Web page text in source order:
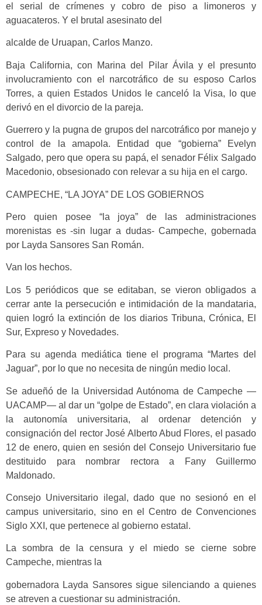
el serial de crímenes y cobro de piso a limoneros y
aguacateros. Y el brutal asesinato del
alcalde de Uruapan, Carlos Manzo.
Baja California, con Marina del Pilar Ávila y el presunto
involucramiento con el narcotráfico de su esposo Carlos
Torres, a quien Estados Unidos le canceló la Visa, lo que
derivó en el divorcio de la pareja.
Guerrero y la pugna de grupos del narcotráfico por manejo y
control de la amapola. Entidad que “gobierna” Evelyn
Salgado, pero que opera su papá, el senador Félix Salgado
Macedonio, obsesionado con relevar a su hija en el cargo.
CAMPECHE, “LA JOYA” DE LOS GOBIERNOS
Pero quien posee “la joya” de las administraciones
morenistas es -sin lugar a dudas- Campeche, gobernada
por Layda Sansores San Román.
Van los hechos.
Los 5 periódicos que se editaban, se vieron obligados a
cerrar ante la persecución e intimidación de la mandataria,
quien logró la extinción de los diarios Tribuna, Crónica, El
Sur, Expreso y Novedades.
Para su agenda mediática tiene el programa “Martes del
Jaguar”, por lo que no necesita de ningún medio local.
Se adueñó de la Universidad Autónoma de Campeche —
UACAMP— al dar un “golpe de Estado”, en clara violación a
la autonomía universitaria, al ordenar detención y
consignación del rector José Alberto Abud Flores, el pasado
12 de enero, quien en sesión del Consejo Universitario fue
destituido para nombrar rectora a Fany Guillermo
Maldonado.
Consejo Universitario ilegal, dado que no sesionó en el
campus universitario, sino en el Centro de Convenciones
Siglo XXI, que pertenece al gobierno estatal.
La sombra de la censura y el miedo se cierne sobre
Campeche, mientras la
gobernadora Layda Sansores sigue silenciando a quienes
se atreven a cuestionar su administración.